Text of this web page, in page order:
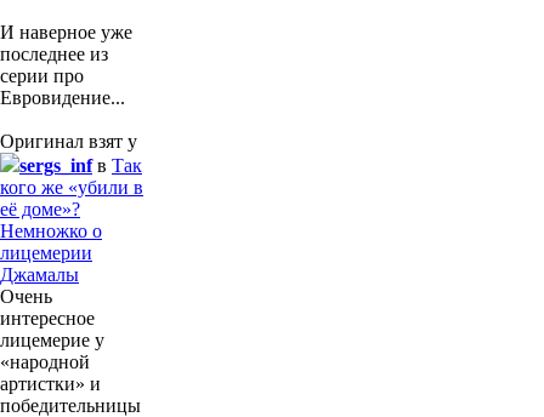
И наверное уже
последнее из
серии про
Евровидение...
Оригинал взят у
sergs_infв Так
кого же «убили в
её доме»?
Немножко о
лицемерии
Джамалы
Очень
интересное
лицемерие у
«народной
артистки» и
победительницы